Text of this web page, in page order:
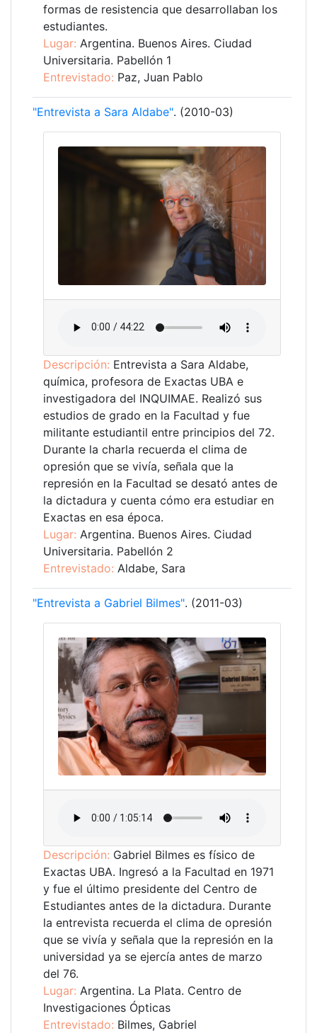
formas de resistencia que desarrollaban los
estudiantes.
Lugar: Argentina. Buenos Aires. Ciudad
Universitaria. Pabellón 1
Entrevistado: Paz, Juan Pablo
"Entrevista a Sara Aldabe". (2010-03)
Descripción: Entrevista a Sara Aldabe,
química, profesora de Exactas UBA e
investigadora del INQUIMAE. Realizó sus
estudios de grado en la Facultad y fue
militante estudiantil entre principios del 72.
Durante la charla recuerda el clima de
opresión que se vivía, señala que la
represión en la Facultad se desató antes de
la dictadura y cuenta cómo era estudiar en
Exactas en esa época.
Lugar: Argentina. Buenos Aires. Ciudad
Universitaria. Pabellón 2
Entrevistado: Aldabe, Sara
"Entrevista a Gabriel Bilmes". (2011-03)
Descripción: Gabriel Bilmes es físico de
Exactas UBA. Ingresó a la Facultad en 1971
y fue el último presidente del Centro de
Estudiantes antes de la dictadura. Durante
la entrevista recuerda el clima de opresión
que se vivía y señala que la represión en la
universidad ya se ejercía antes de marzo
del 76.
Lugar: Argentina. La Plata. Centro de
Investigaciones Ópticas
Entrevistado: Bilmes, Gabriel